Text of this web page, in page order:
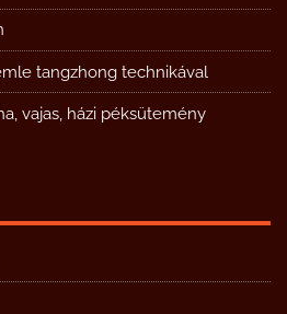
tangzhong technikával
vajas, házi péksütemény